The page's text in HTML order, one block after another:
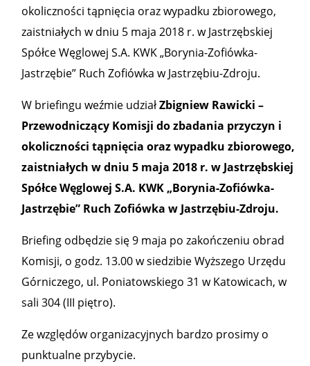
okoliczności tąpnięcia oraz wypadku zbiorowego,
zaistniałych w dniu 5 maja 2018 r. w Jastrzębskiej
Spółce Węglowej S.A. KWK „Borynia-Zofiówka-
Jastrzębie” Ruch Zofiówka w Jastrzębiu-Zdroju.
W briefingu weźmie udziałZbigniew Rawicki –
Przewodniczący Komisji do zbadania przyczyn i
okoliczności tąpnięcia oraz wypadku zbiorowego,
zaistniałych w dniu 5 maja 2018 r. w Jastrzębskiej
Spółce Węglowej S.A. KWK „Borynia-Zofiówka-
Jastrzębie” Ruch Zofiówka w Jastrzębiu-Zdroju.
Briefing odbędzie się 9 maja po zakończeniu obrad
Komisji, o godz. 13.00 w siedzibie Wyższego Urzędu
Górniczego, ul. Poniatowskiego 31 w Katowicach, w
sali 304 (III piętro).
Ze względów organizacyjnych bardzo prosimy o
punktualne przybycie.